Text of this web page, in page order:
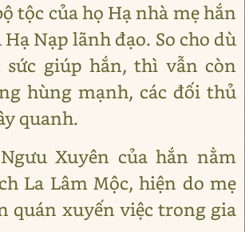
tộc của họ Hạ nhà mẹ hắn
Nạp lãnh đạo. So cho dù
sức giúp hắn, thì vẫn còn
hùng mạnh, các đối thủ
quanh.
Xuyên của hắn nằm
La Lâm Mộc, hiện do mẹ
quán xuyến việc trong gia